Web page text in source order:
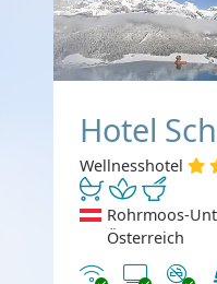
Hotel
Wellnesshotel
Rohrmoos-
Österreich
Internet
TV